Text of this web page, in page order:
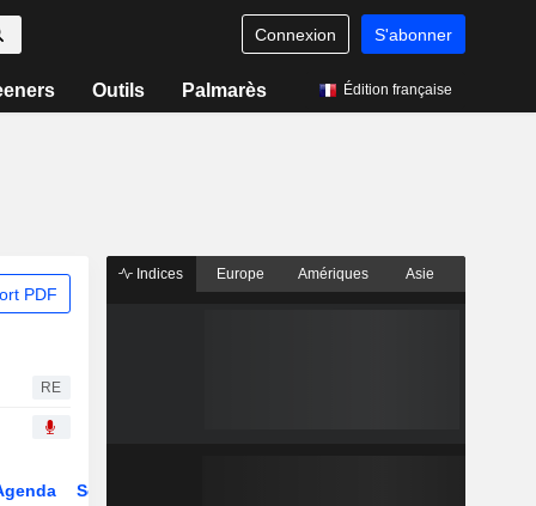
Connexion S'abonner
Outils Palmarès Édition française
PDF
RE
Secteur
Indices Europe Amériques Asie